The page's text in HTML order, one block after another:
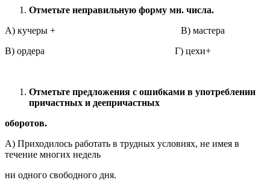
Отметьте неправильную форму мн. числа.
А) кучеры + В) мастера
В) ордера Г) цехи+
Отметьте предложения с ошибками в употреблении
причастных и деепричастных
оборотов.
А) Приходилось работать в трудных условиях, не имея в
течение многих недель
ни одного свободного дня.